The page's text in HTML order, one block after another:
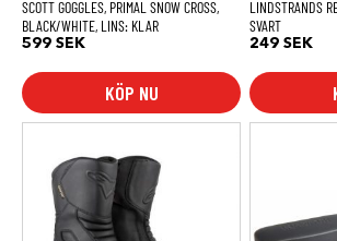
SCOTT GOGGLES, PRIMAL SNOW CROSS,
BLACK/WHITE, LINS: KLAR
599 SEK
KÖP NU
LINDSTRANDS
SVART
249 SEK
produkten
flera
varianter.